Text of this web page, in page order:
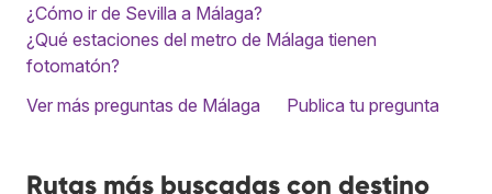
¿Cómo ir de Sevilla a Málaga?
¿Qué estaciones del metro de Málaga tienen
fotomatón?
Ver más preguntas de Málaga
Publica tu pregunta
Rutas más buscadas con destino